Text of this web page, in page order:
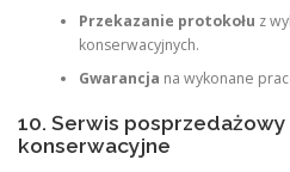
Przekazanie protokołu z
konserwacyjnych.
Gwarancja na wykonane
10. Serwis
konserwacyjne